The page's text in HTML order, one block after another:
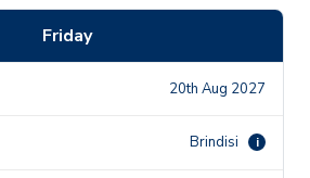
Friday
20th Aug 2027
Brindisi i